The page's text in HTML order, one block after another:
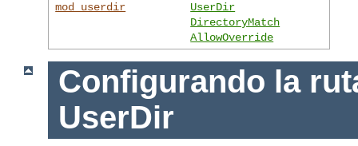
mod_userdir
UserDir
DirectoryMatch
AllowOverride
Configurando la
UserDir